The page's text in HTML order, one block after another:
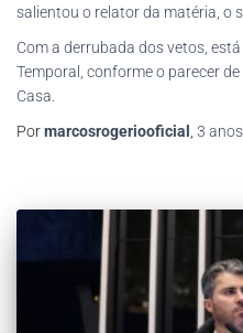
salientou o relator da matéria, o
Com a derrubada dos vetos,
Temporal, conforme o parecer
Casa.
Pormarcosrogeriooficial 3 anos